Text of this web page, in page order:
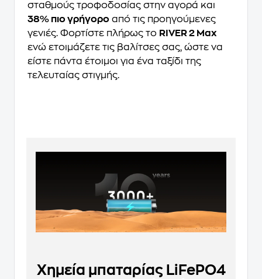
σταθμούς τροφοδοσίας στην αγορά και
38% πιο γρήγορο από τις προηγούμενες
γενιές. Φορτίστε πλήρως το RIVER 2 Max
ενώ ετοιμάζετε τις βαλίτσες σας, ώστε να
είστε πάντα έτοιμοι για ένα ταξίδι της
τελευταίας στιγμής.
Χημεία μπαταρίας LiFePO4